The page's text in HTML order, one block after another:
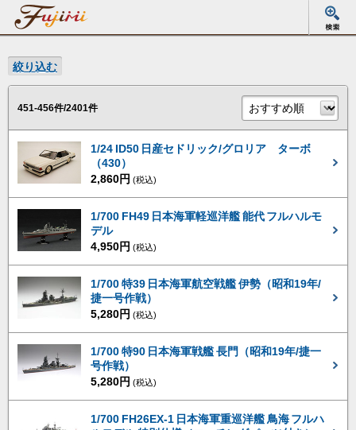
絞り込む
451-456件/2401件
1/24 ID50 日産セドリック/グロリア ターボ
（430）
2,860円 (税込)
1/700 FH49 日本海軍軽巡洋艦 能代 フルハルモ
デル
4,950円 (税込)
1/700 特39 日本海軍航空戦艦 伊勢（昭和19年/
捷一号作戦）
5,280円 (税込)
1/700 特90 日本海軍戦艦 長門（昭和19年/捷一
号作戦）
5,280円 (税込)
1/700 FH26EX-1 日本海軍重巡洋艦 鳥海 フルハ